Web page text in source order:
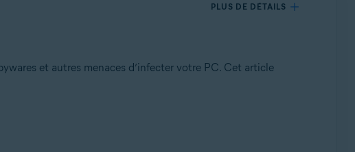
PLUS DE DÉTAILS
et autres menaces d’infecter votre PC. Cet article